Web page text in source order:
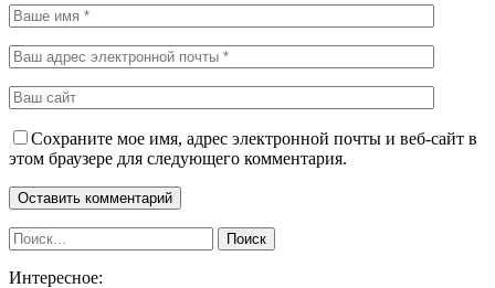
Сохраните мое имя, адрес электронной почты и веб-сайт в
этом браузере для следующего комментария.
Интересное: